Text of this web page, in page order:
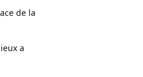
de la
a